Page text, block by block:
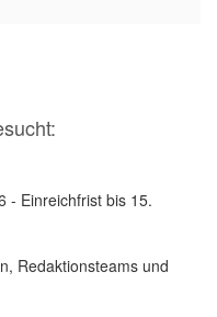
- Einreichfrist bis 15.
Redaktionsteams und